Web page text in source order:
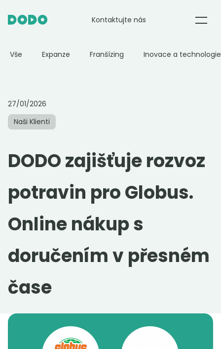
E-commerce
Restaurace
Blog
idodo.sk
Kontaktujte nás
Vše Expanze Franšízing Inovace a technologie
27/01/2026
Naši Klienti
DODO zajišťuje rozvoz
potravin pro Globus.
Online nákup s
doručením v přesném
čase